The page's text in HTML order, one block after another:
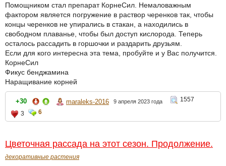
Помощником стал препарат КорнеСил. Немаловажным
фактором является погружение в раствор черенков так, чтобы
концы черенков не упирались в стакан, а находились в
свободном плаванье, чтобы был доступ кислорода. Теперь
осталось рассадить в горшочки и раздарить друзьям.
Если для кого интересна эта тема, пробуйте и у Вас получится.
КорнеСил
Фикус бенджамина
Наращивание корней
+30 maraleks-2016 9 апреля 2023 года
1557
3
6
Цветочная рассада на этот сезон. Продолжение.
декоративные растения